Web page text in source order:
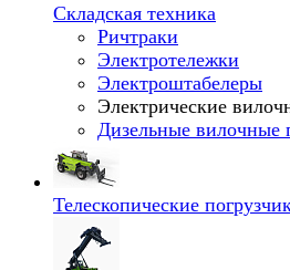
Складская техника
Ричтраки
Электротележки
Электроштабелеры
Электрические
Дизельные вилочные
Телескопические